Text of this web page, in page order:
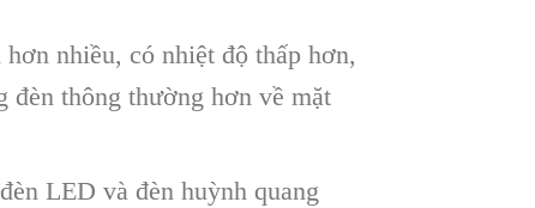
nhiều, có nhiệt độ thấp hơn,
đèn thông thường hơn về mặt
LED và đèn huỳnh quang